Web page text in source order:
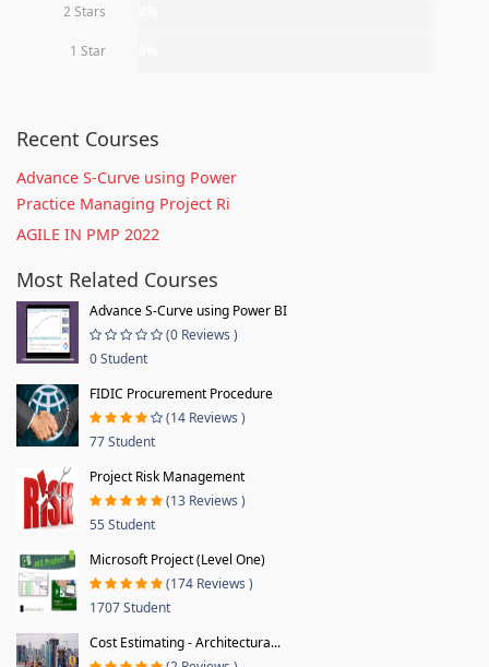
2 Stars
1 Star
Recent Courses
Advance S-Curve using Power
Practice Managing Project Ri
AGILE IN PMP 2022
Most Related Courses
Advance S-Curve using Power BI
(0 Reviews )
0 Student
FIDIC Procurement Procedure
(14 Reviews )
77 Student
Project Risk Management
(13 Reviews )
55 Student
Microsoft Project (Level One)
(174 Reviews )
1707 Student
Cost Estimating - Architectura...